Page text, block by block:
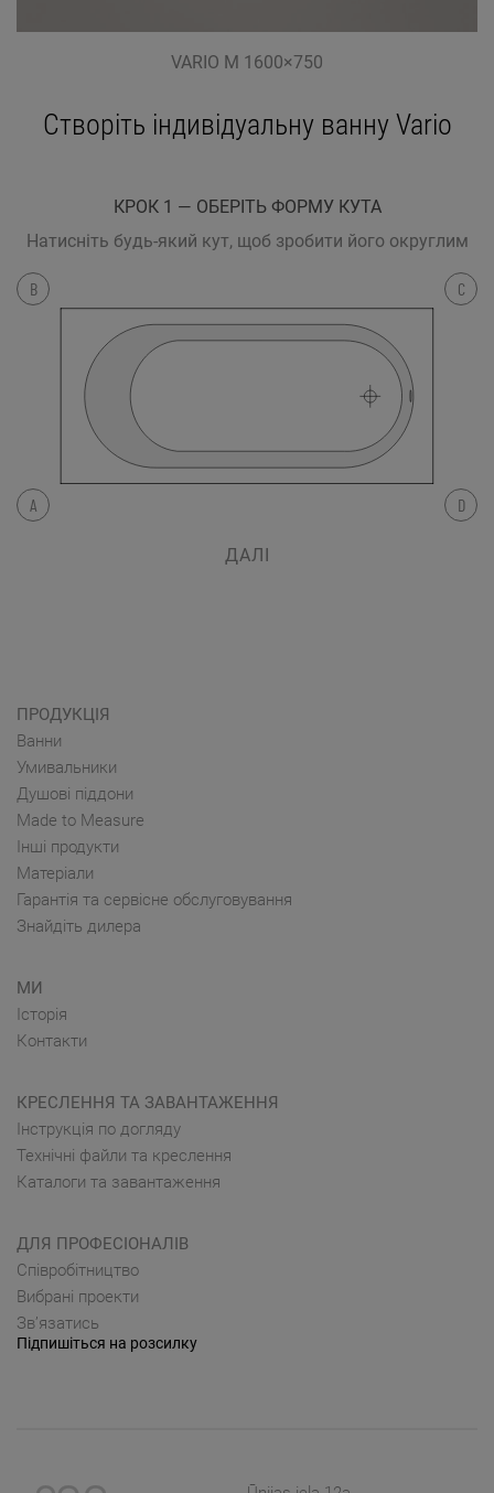
VARIO M 1600×750
Створіть індивідуальну ванну Vario
КРОК 1 — ОБЕРІТЬ ФОРМУ КУТА
Натисніть будь-який кут, щоб зробити його округлим
A
B C
D
ДАЛІ
ПРОДУКЦІЯ
Ванни
Умивальники
Душові піддони
Made to Measure
Інші продукти
Матеріали
Гарантія та сервісне обслуговування
Знайдіть дилера
МИ
Історія
Контакти
КРЕСЛЕННЯ ТА ЗАВАНТАЖЕННЯ
Інструкція по догляду
Технічні файли та креслення
Каталоги та завантаження
ДЛЯ ПРОФЕСІОНАЛІВ
Cпівробітництво
Вибрані проекти
Зв’язатись
Підпишіться на розсилку